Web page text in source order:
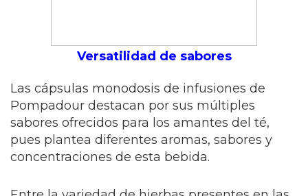
Versatilidad de sabores
Las cápsulas monodosis de infusiones de
Pompadour destacan por sus múltiples
sabores ofrecidos para los amantes del té,
pues plantea diferentes aromas, sabores y
concentraciones de esta bebida.